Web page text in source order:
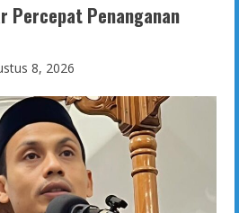
Percepat Penanganan
8, 2026